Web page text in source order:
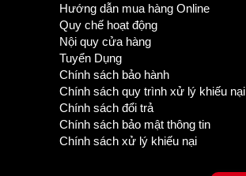
Hướng dẫn mua hàng Online
Quy chế hoạt động
Nội quy cửa hàng
Tuyển Dụng
Chính sách bảo hành
Chính sách quy trình xử lý khiếu nại
Chính sách đổi trả
Chính sách bảo mật thông tin
Chính sách xử lý khiếu nại